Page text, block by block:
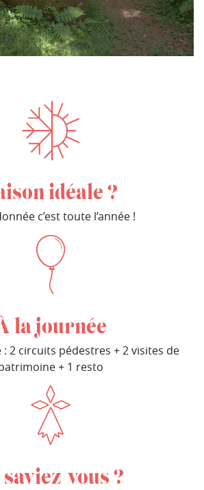
idéale ?
c’est toute l’année !
la journée
2 circuits pédestres + 2 visites de
+ 1 resto
saviez-vous ?